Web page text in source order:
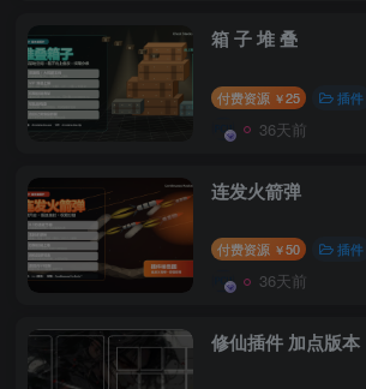
箱 子 堆 叠
付费资源 ￥25 插件
36天前
连发火箭弹
付费资源 ￥50 插件
36天前
修仙插件 加点版本